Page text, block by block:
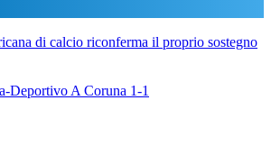
di calcio riconferma il proprio sostegno
Deportivo A Coruna 1-1